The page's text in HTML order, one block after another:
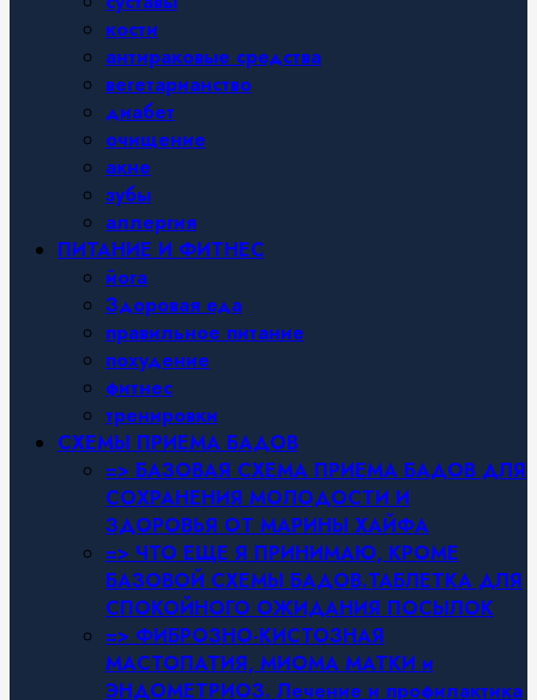
кости
антираковые средства
вегетарианство
диабет
очищение
акне
зубы
аллергия
ПИТАНИЕ И ФИТНЕС
йога
Здоровая еда
правильное питание
похудение
фитнес
тренировки
СХЕМЫ ПРИЕМА БАДОВ
=> БАЗОВАЯ СХЕМА ПРИЕМА БАДОВ ДЛЯ
СОХРАНЕНИЯ МОЛОДОСТИ И
ЗДОРОВЬЯ ОТ МАРИНЫ ХАЙФА
=> ЧТО ЕЩЕ Я ПРИНИМАЮ, КРОМЕ
БАЗОВОЙ СХЕМЫ БАДОВ.ТАБЛЕТКА ДЛЯ
СПОКОЙНОГО ОЖИДАНИЯ ПОСЫЛОК
=> ФИБРОЗНО-КИСТОЗНАЯ
МАСТОПАТИЯ, МИОМА МАТКИ и
ЭНДОМЕТРИОЗ. Лечение и профилактика